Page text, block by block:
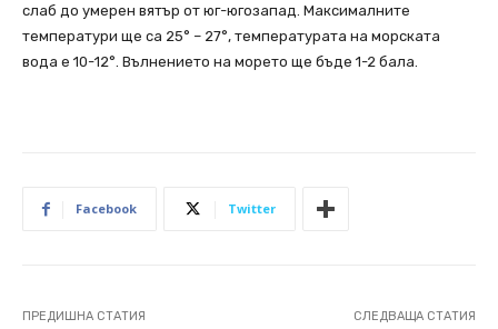
слаб до умерен вятър от юг-югозапад. Максималните
температури ще са 25° – 27°, температурата на морската
вода е 10-12°. Вълнението на морето ще бъде 1-2 бала.
Facebook Twitter
ПРЕДИШНА СТАТИЯ СЛЕДВАЩА СТАТИЯ